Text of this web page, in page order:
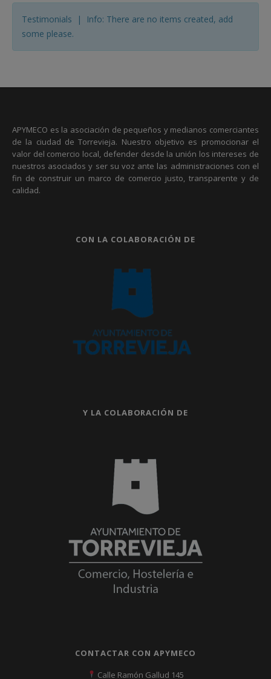
Testimonials | Info: There are no items created, add
some please.
APYMECO es la asociación de pequeños y medianos comerciantes
de la ciudad de Torrevieja. Nuestro objetivo es promocionar el
valor del comercio local, defender desde la unión los intereses de
nuestros asociados y ser su voz ante las administraciones con el
fin de construir un marco de comercio justo, transparente y de
calidad.
CON LA COLABORACIÓN DE
Y LA COLABORACIÓN DE
CONTACTAR CON APYMECO
Calle Ramón Gallud 145